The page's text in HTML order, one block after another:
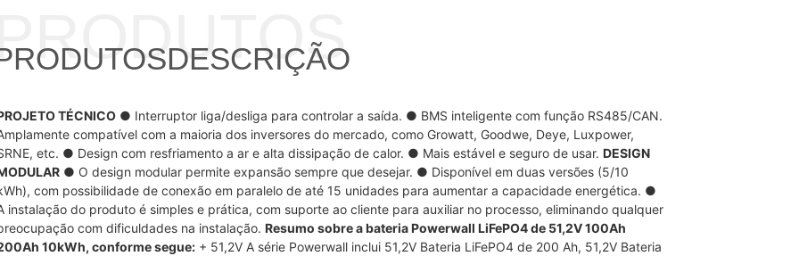
DESCRIÇÃO
TÉCNICO ● Interruptor liga/desliga para controlar a saída. ● BMS inteligente com função RS485/CAN.
compatível com a maioria dos inversores do mercado, como Growatt, Goodwe, Deye, Luxpower,
etc. ● Design com resfriamento a ar e alta dissipação de calor. ● Mais estável e seguro de usar. DESIGN
● O design modular permite expansão sempre que desejar. ● Disponível em duas versões (5/10
com possibilidade de conexão em paralelo de até 15 unidades para aumentar a capacidade energética. ●
instalação do produto é simples e prática, com suporte ao cliente para auxiliar no processo, eliminando qualquer
com dificuldades na instalação. Resumo sobre a bateria Powerwall LiFePO4 de 51,2V 100Ah
10kWh, conforme segue: + 51,2V A série Powerwall inclui 51,2V Bateria LiFePO4 de 200 Ah, 51,2V Bateria